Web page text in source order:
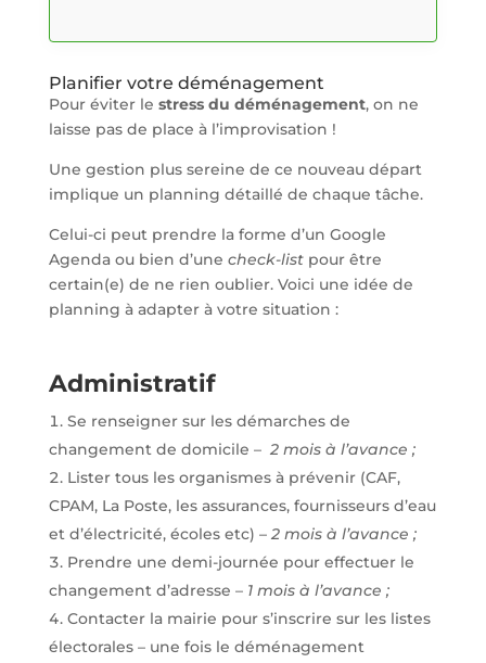
Planifier votre déménagement
Pour éviter le stress du déménagement, on ne
laisse pas de place à l’improvisation !
Une gestion plus sereine de ce nouveau départ
implique un planning détaillé de chaque tâche.
Celui-ci peut prendre la forme d’un Google
Agenda ou bien d’une check-listpour être
certain(e) de ne rien oublier. Voici une idée de
planning à adapter à votre situation :
Administratif
Se renseigner sur les démarches de
changement de domicile – 2 mois à l’avance ;
Lister tous les organismes à prévenir (CAF,
CPAM, La Poste, les assurances, fournisseurs d’eau
et d’électricité, écoles etc) –2 mois à l’avance ;
Prendre une demi-journée pour effectuer le
changement d’adresse – 1 mois à l’avance ;
Contacter la mairie pour s’inscrire sur les listes
électorales – une fois le déménagement